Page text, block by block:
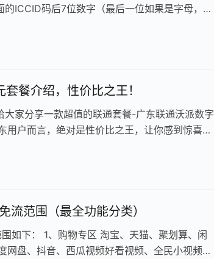
ICCID码后7位数字（最后一位如果是字母，不
餐介绍，性价比之王！
大家分享一款超值的联通套餐-广东联通沃派数字
用户而言，绝对是性价比之王，让你感到惊喜，
流范围（最全功能分类）
如下： 1、购物专区 淘宝、天猫、聚划算、闲
网盘、抖音、西瓜视频好看视频、全民小视频、